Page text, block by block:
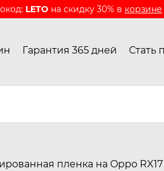
LETO на скидку 30% в корзине
Гарантия 365 дней Стать
пленка на Oppo